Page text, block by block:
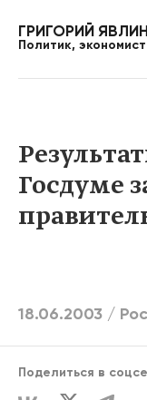
ГРИГОРИЙ
Политик, экономист
Госдуме
18.06.2003 /
Поделиться в